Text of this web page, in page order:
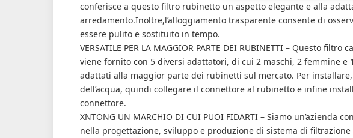
conferisce a questo filtro rubinetto un aspetto elegante e alla
arredamento.Inoltre,l’alloggiamento trasparente consente di
essere pulito e sostituito in tempo.
VERSATILE PER LA MAGGIOR PARTE DEI RUBINETTI – Questo
viene fornito con 5 diversi adattatori, di cui 2 maschi, 2 femmine e
adattati alla maggior parte dei rubinetti sul mercato. Per
dell’acqua, quindi collegare il connettore al rubinetto e infine
connettore.
XNTONG UN MARCHIO DI CUI PUOI FIDARTI – Siamo un’azienda
nella progettazione, sviluppo e produzione di sistema di filtrazione